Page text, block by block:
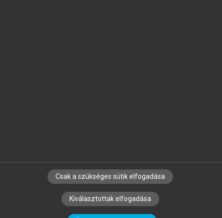
SZERZŐKNEK CÉGEKNEK KÖNYVTÁROSOKNAK
SZERKESZTÉSI ÉS LEKTORÁLÁSI ALAPELVEK
Csak a szükséges sütik elfogadása
Kiválasztottak elfogadása